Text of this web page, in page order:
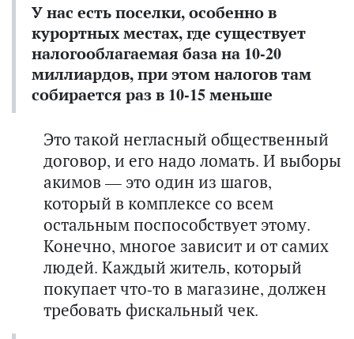
У нас есть поселки, особенно в
курортных местах, где существует
налогооблагаемая база на 10-20
миллиардов, при этом налогов там
собирается раз в 10-15 меньше
Это такой негласный общественный
договор, и его надо ломать. И выборы
акимов — это один из шагов,
который в комплексе со всем
остальным поспособствует этому.
Конечно, многое зависит и от самих
людей. Каждый житель, который
покупает что-то в магазине, должен
требовать фискальный чек.